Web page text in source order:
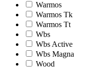
Warmos
Warmos Tk
Warmos Tt
Wbs
Wbs Active
Wbs Magna
Wood